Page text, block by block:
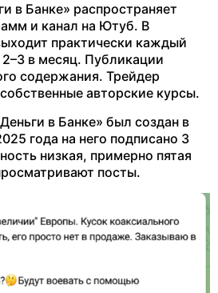
в Банке» распространяет
и канал на Ютуб. В
практически каждый
в месяц. Публикации
содержания. Трейдер
авторские курсы.
в Банке» был создан в
года на него подписано 3
низкая, примерно пятая
посты.